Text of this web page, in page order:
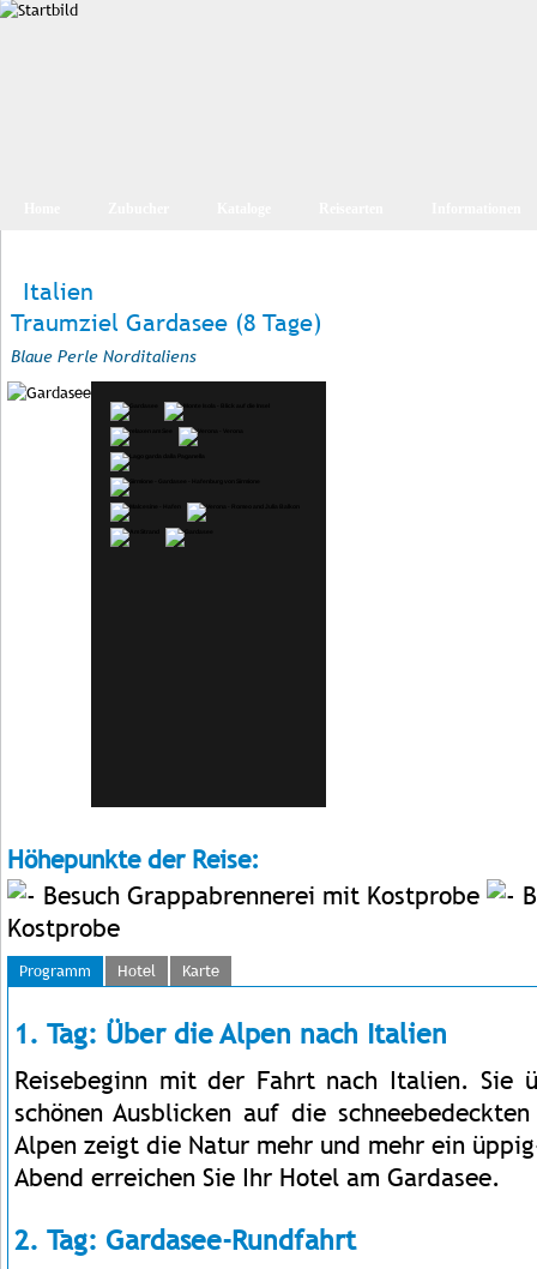
Italien
Traumziel Gardasee (8 Tage)
Blaue Perle Norditaliens
Höhepunkte der Reise:
Besuch Grappabrennerei mit Kostprobe
Kostprobe
Programm Hotel Karte
1. Tag: Über die Alpen nach Italien
Reisebeginn mit der Fahrt nach Italien. Sie
schönen Ausblicken auf die
Alpen zeigt die Natur mehr und mehr ein
Abend erreichen Sie Ihr Hotel am Gardasee.
2. Tag: Gardasee-Rundfahrt